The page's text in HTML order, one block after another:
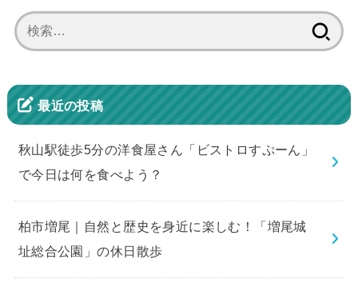
索:
最近の投稿
秋山駅徒歩5分の洋食屋さん「ビストロすぷーん」
で今日は何を食べよう？
柏市増尾｜自然と歴史を身近に楽しむ！「増尾城
址総合公園」の休日散歩